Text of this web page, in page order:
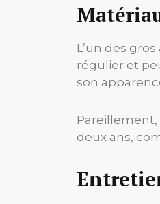
L’un des
régulier et
son
Pareillement,
deux ans,